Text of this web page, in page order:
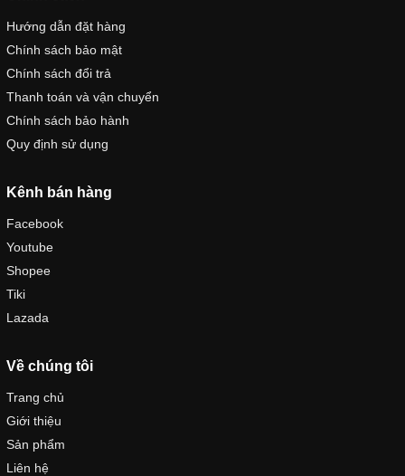
Hướng dẫn đặt hàng
Chính sách bảo mật
Chính sách đổi trả
Thanh toán và vận chuyển
Chính sách bảo hành
Quy định sử dụng
Kênh bán hàng
Facebook
Youtube
Shopee
Tiki
Lazada
Về chúng tôi
Trang chủ
Giới thiệu
Sản phẩm
Liên hệ